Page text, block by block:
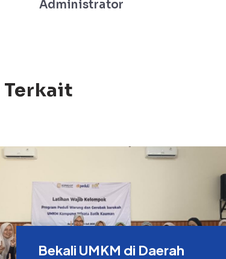
Administrator
Terkait
Bekali UMKM di Daerah